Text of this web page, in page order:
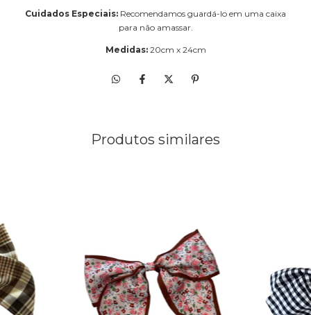
Cuidados Especiais: Recomendamos guardá-lo em uma caixa
para não amassar.
Medidas:20cm x 24cm
Produtos similares